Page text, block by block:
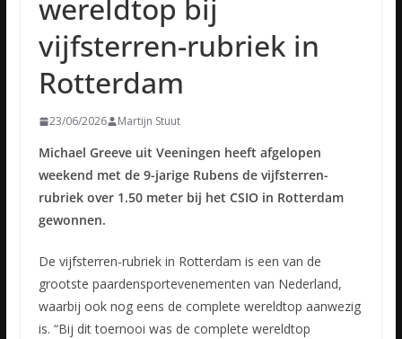
wereldtop bij
vijfsterren-rubriek in
Rotterdam
23/06/2026 Martijn Stuut
Michael Greeve uit Veeningen heeft afgelopen
weekend met de 9-jarige Rubens de vijfsterren-
rubriek over 1.50 meter bij het CSIO in Rotterdam
gewonnen.
De vijfsterren-rubriek in Rotterdam is een van de
grootste paardensportevenementen van Nederland,
waarbij ook nog eens de complete wereldtop aanwezig
is. “Bij dit toernooi was de complete wereldtop